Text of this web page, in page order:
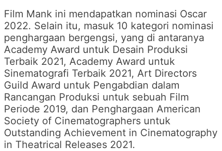
Film Mank ini mendapatkan nominasi Oscar
2022. Selain itu, masuk 10 kategori nominasi
penghargaan bergengsi, yang di antaranya
Academy Award untuk Desain Produksi
Terbaik 2021, Academy Award untuk
Sinematografi Terbaik 2021, Art Directors
Guild Award untuk Pengabdian dalam
Rancangan Produksi untuk sebuah Film
Periode 2019, dan Penghargaan American
Society of Cinematographers untuk
Outstanding Achievement in Cinematography
in Theatrical Releases 2021.